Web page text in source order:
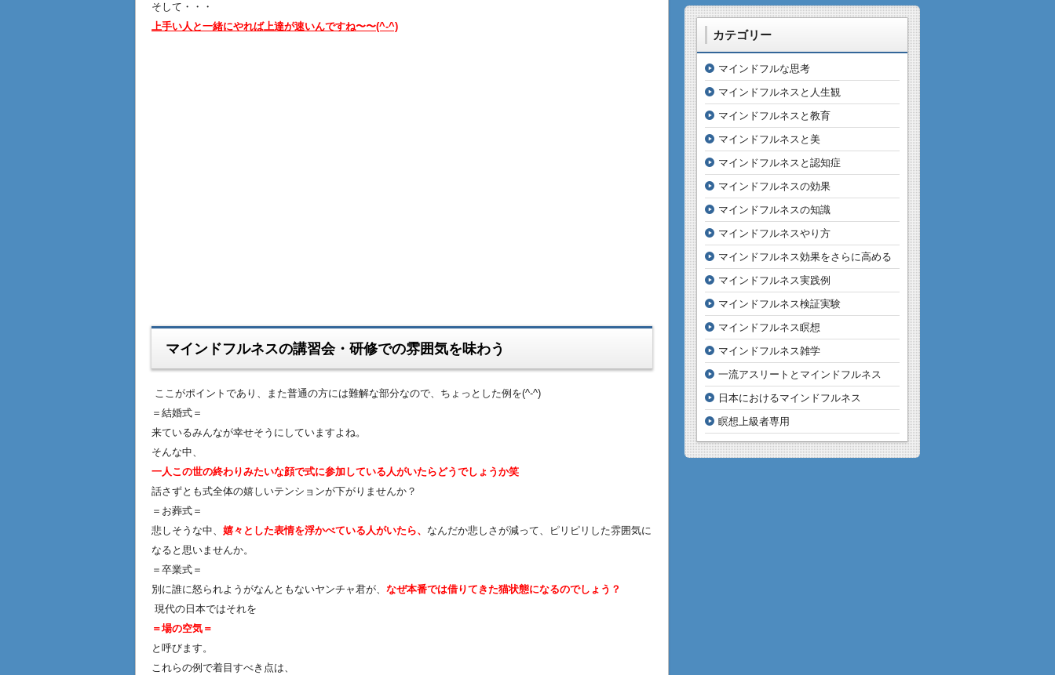
そして・・・
上手い人と一緒にやれば上達が速いんですね〜〜(^-^)
マインドフルネスの講習会・研修での雰囲気を味わう
ここがポイントであり、また普通の方には難解な部分なので、ちょっとした例を(^-^)
＝結婚式＝
来ているみんなが幸せそうにしていますよね。
そんな中、
一人この世の終わりみたいな顔で式に参加している人がいたらどうでしょうか笑
話さずとも式全体の嬉しいテンションが下がりませんか？
＝お葬式＝
悲しそうな中、 嬉々とした表情を浮かべている人がいたら、 なんだか悲しさが減って、ピリピリした雰囲気に
なると思いませんか。
＝卒業式＝
別に誰に怒られようがなんともないヤンチャ君が、 なぜ本番では借りてきた猫状態になるのでしょう？
現代の日本ではそれを
＝場の空気＝
と呼びます。
これらの例で着目すべき点は、
カテゴリー
マインドフルな思考
マインドフルネスと人生観
マインドフルネスと教育
マインドフルネスと美
マインドフルネスと認知症
マインドフルネスの効果
マインドフルネスの知識
マインドフルネスやり方
マインドフルネス効果をさらに高める
マインドフルネス実践例
マインドフルネス検証実験
マインドフルネス瞑想
マインドフルネス雑学
一流アスリートとマインドフルネス
日本におけるマインドフルネス
瞑想上級者専用